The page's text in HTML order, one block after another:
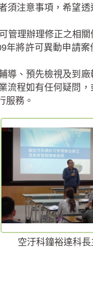
須注意事項，希望透
理辦理修正之相關
年將許可異動申請案
、預先檢視及到廠
流程如有任何疑問，
服務。
空汙科鐘裕達科